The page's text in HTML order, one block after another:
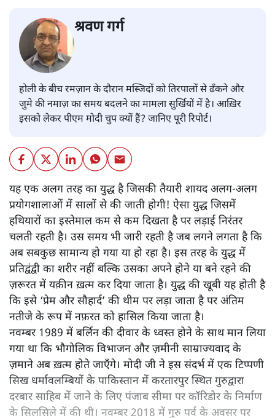
श्रवण गर्ग
होली के बीच रमज़ान के दौरान मस्जिदों को तिरपालों से ढँकने और
जुमे की नमाज़ का समय बदलने का मामला सुर्खियों में है। आख़िर
इसको लेकर पीएम मोदी चुप क्यों हैं? जानिए पूरी रिपोर्ट।
यह एक अलग तरह का युद्ध है जिसकी तैयारी शायद अलग-अलग
प्रयोगशालाओं में सालों से की जाती होगी! ऐसा युद्ध जिसमें
हथियारों का इस्तेमाल कम से कम दिखता है पर लड़ाई निरंतर
चलती रहती है। उस समय भी जारी रहती है जब लगने लगता है कि
अब सबकुछ सामान्य हो गया या हो रहा है। इस तरह के युद्ध में
प्रतिद्वंद्वी का शरीर नहीं बल्कि उसका अपने होने या बने रहने की
ज़रूरत में यक़ीन ख़त्म कर दिया जाता है। युद्ध की खूबी यह होती है
कि इसे ‘प्रेम और सौहार्द’ की थीम पर लड़ा जाता है पर अंतिम
नतीजे के रूप में नफ़रत को हासिल किया जाता है।
नवम्बर 1989 में बर्लिन की दीवार के ध्वस्त होने के साथ मान लिया
गया था कि भौगोलिक विभाजन और ज़मीनी साम्राज्यवाद के
ज़माने अब ख़त्म होते जाएँगे। मोदी जी ने इस संदर्भ में एक टिप्पणी
सिख धर्मावलम्बियों के पाकिस्तान में करतारपुर स्थित गुरुद्वारा
दरबार साहिब में जाने के लिए पंजाब सीमा पर कॉरिडोर के निर्माण
के सिलसिले में की थी। नवम्बर 2018 में गुरु पर्व के अवसर पर